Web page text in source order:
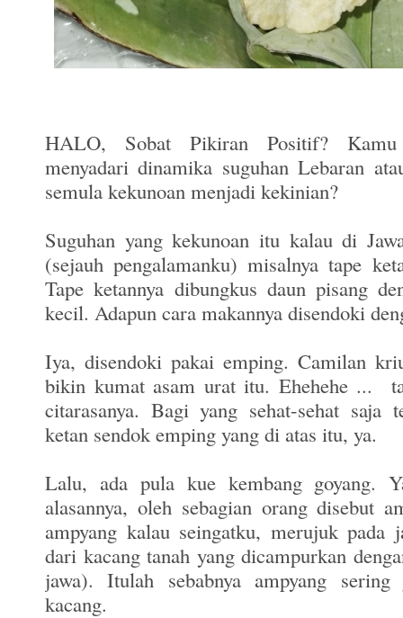
HALO, Sobat Pikiran Positif? Kamu
menyadari dinamika suguhan Lebaran
semula kekunoan menjadi kekinian?
Suguhan yang kekunoan itu kalau di
(sejauh pengalamanku) misalnya tape
Tape ketannya dibungkus daun pisang
kecil. Adapun cara makannya disendoki
Iya, disendoki pakai emping. Camilan
bikin kumat asam urat itu. Ehehehe ...
citarasanya. Bagi yang sehat-sehat saja
ketan sendok emping yang di atas itu, ya.
Lalu, ada pula kue kembang goyang.
alasannya, oleh sebagian orang disebut
ampyang kalau seingatku, merujuk pada
dari kacang tanah yang dicampurkan
jawa). Itulah sebabnya ampyang
kacang.